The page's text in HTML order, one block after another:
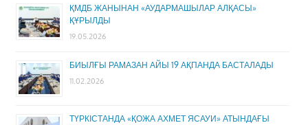
ҚМДБ ЖАНЫНАН «АУДАРМАШЫЛАР АЛҚАСЫ»
ҚҰРЫЛДЫ
19.05.2026
БИЫЛҒЫ РАМАЗАН АЙЫ 19 АҚПАНДА БАСТАЛАДЫ
11.02.2026
ТҮРКІСТАНДА «ҚОЖА АХМЕТ ЯСАУИ» АТЫНДАҒЫ